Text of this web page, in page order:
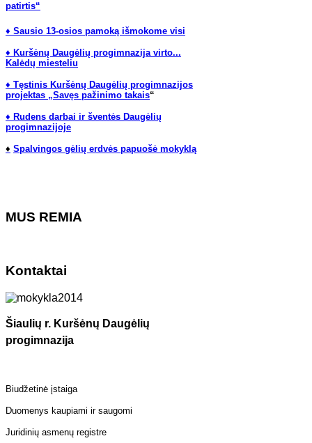
patirtis“
♦ Sausio 13-osios pamoką išmokome visi
♦ Kuršėnų Daugėlių progimnazija virto...
Kalėdų miesteliu
♦ Tęstinis Kuršėnų Daugėlių progimnazijos
projektas „Savęs pažinimo takais“
♦ Rudens darbai ir šventės Daugėlių
progimnazijoje
♦ Spalvingos gėlių erdvės papuošė mokyklą
MUS REMIA
Kontaktai
Šiaulių r. Kuršėnų Daugėlių
progimnazija
Biudžetinė įstaiga
Duomenys kaupiami ir saugomi
Juridinių asmenų registre